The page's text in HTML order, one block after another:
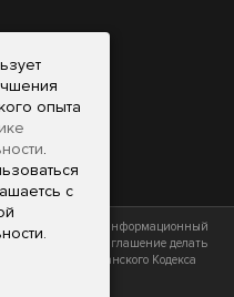
исключительно информационный
офертой) или приглашение делать
(часть 2) Гражданского Кодекса
опыта
.
с